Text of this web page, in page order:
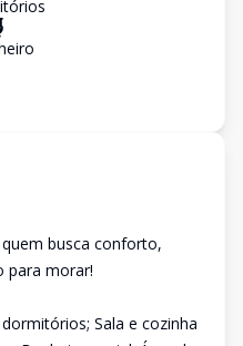
s
busca conforto,
para morar!
Sala e cozinha